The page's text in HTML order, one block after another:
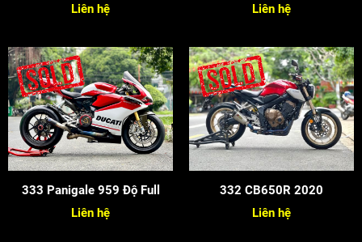
Liên hệ
Liên hệ
333 Panigale 959 Độ Full
Liên hệ
332 CB650R 2020
Liên hệ